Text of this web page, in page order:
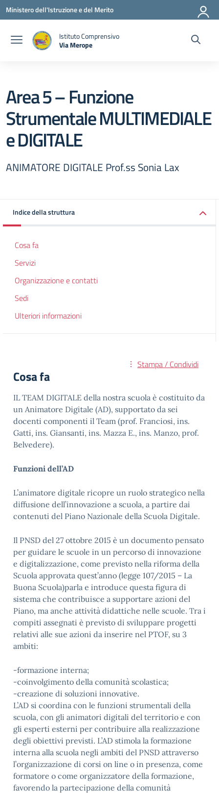
Vai ai contenuti
Vai al menu di navigazione
Vai al footer
Ministero dell'Istruzione e del Merito
Istituto Comprensivo
Via Merope
Area 5 – Funzione
Strumentale MULTIMEDIALE
e DIGITALE
ANIMATORE DIGITALE Prof.ss Sonia Lax
Indice della struttura
Cosa fa
Servizi
Organizzazione e contatti
Sedi
Ulteriori informazioni
Stampa / Condividi
Cosa fa
IL TEAM DIGITALE della nostra scuola è costituito da
un Animatore Digitale (AD), supportato da sei
docenti componenti il Team (prof. Franciosi, ins.
Gatti, ins. Giansanti, ins. Mazza E., ins. Manzo, prof.
Belvedere).
Funzioni dell’AD
L’animatore digitale ricopre un ruolo strategico nella
diffusione dell’innovazione a scuola, a partire dai
contenuti del Piano Nazionale della Scuola Digitale.
Il PNSD del 27 ottobre 2015 è un documento pensato
per guidare le scuole in un percorso di innovazione
e digitalizzazione, come previsto nella riforma della
Scuola approvata quest’anno (legge 107/2015 – La
Buona Scuola)parla e introduce questa figura di
sistema che contribuisce a supportare azioni del
Piano, ma anche attività didattiche nelle scuole. Tra i
compiti assegnati è previsto di sviluppare progetti
relativi alle sue azioni da inserire nel PTOF, su 3
ambiti:
-formazione interna;
-coinvolgimento della comunità scolastica;
-creazione di soluzioni innovative.
L’AD si coordina con le funzioni strumentali della
scuola, con gli animatori digitali del territorio e con
gli esperti esterni per contribuire alla realizzazione
degli obiettivi previsti. L’AD stimola la formazione
interna alla scuola negli ambiti del PNSD attraverso
l’organizzazione di corsi on line o in presenza, come
formatore o come organizzatore della formazione,
favorendo la partecipazione della comunità